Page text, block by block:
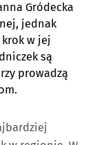
Gródecka
jednak
w jej
są
prowadzą